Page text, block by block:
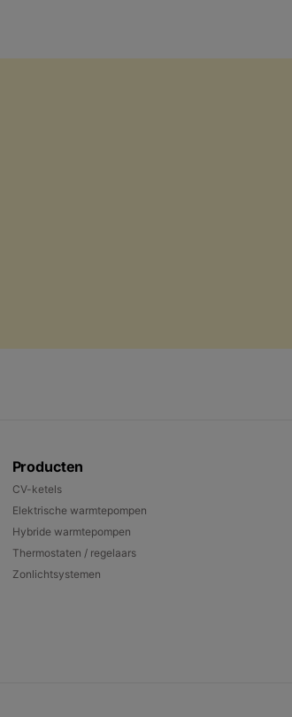
Producten
CV-ketels
Elektrische warmtepompen
Hybride warmtepompen
Thermostaten / regelaars
Zonlichtsystemen